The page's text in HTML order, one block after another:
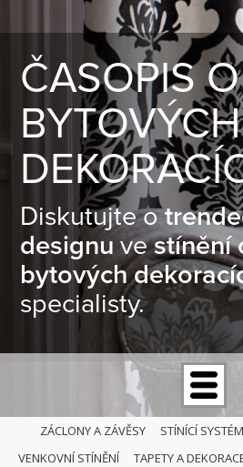
ČASOPIS O
BYTOVÝCH
Diskutujte o
designuvestínění
bytových
specialisty.
ZÁCLONY A ZÁVĚSY STÍNÍCÍ
VENKOVNÍ STÍNĚNÍ
TAPETY A